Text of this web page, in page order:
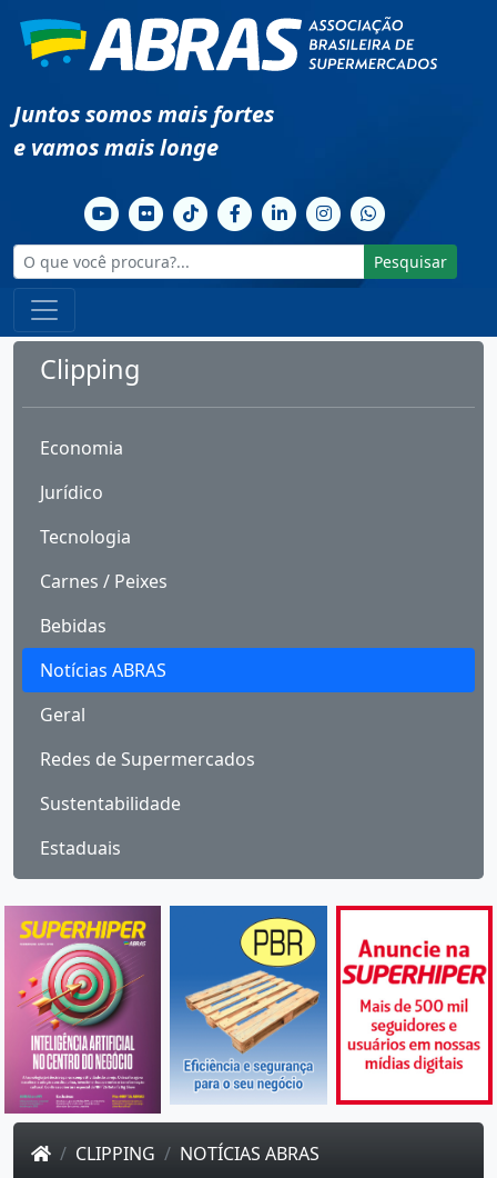
Juntos somos mais fortes
e vamos mais longe
Pesquisar
Clipping
Economia
Jurídico
Tecnologia
Carnes / Peixes
Bebidas
Notícias ABRAS
Geral
Redes de Supermercados
Sustentabilidade
Estaduais
CLIPPING NOTÍCIAS ABRAS